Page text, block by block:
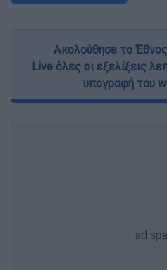
Ακολούθησε το
Live όλες οι εξελίξεις
υπογραφή του